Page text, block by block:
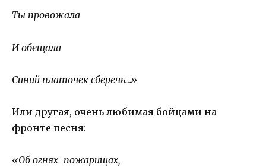
Ты провожала
И обещала
Синий платочек сберечь…»
Или другая, очень любимая бойцами на
фронте песня:
«Об огнях-пожарищах,